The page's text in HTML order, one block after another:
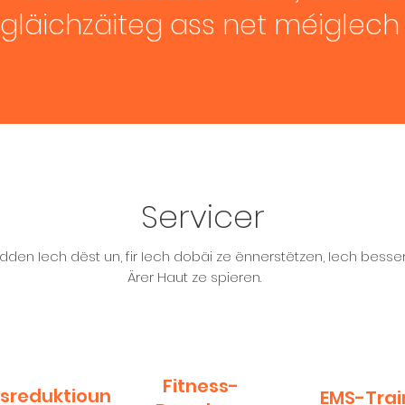
gläichzäiteg ass net méiglech
Servicer
Iech dëst un, fir Iech dobäi ze ënnerstëtzen, Iech
Ärer Haut ze spieren.
Fitness-
EMS-